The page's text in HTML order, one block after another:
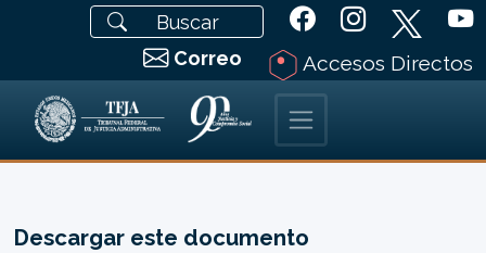
Correo Accesos Directos
Descargar este documento